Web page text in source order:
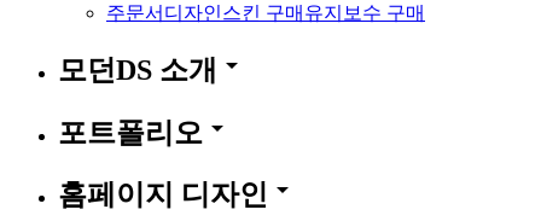
주문서 디자인스킨 구매 유지보수 구매
모던DS 소개 arrow_drop_down
포트폴리오 arrow_drop_down
홈페이지 디자인 arrow_drop_down